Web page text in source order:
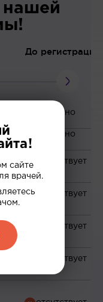
нашей
До регистрации
сайте
врачей.